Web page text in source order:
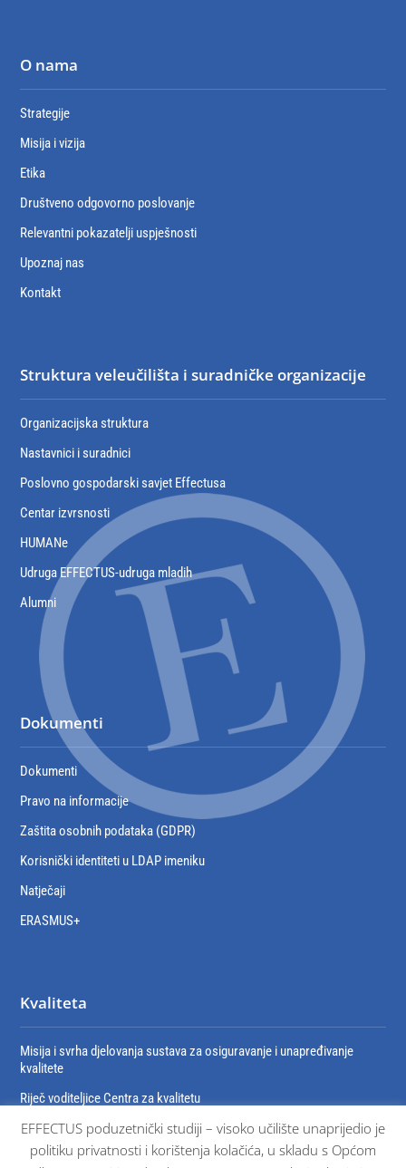
O nama
Strategije
Misija i vizija
Etika
Društveno odgovorno poslovanje
Relevantni pokazatelji uspješnosti
Upoznaj nas
Kontakt
Struktura veleučilišta i suradničke organizacije
Organizacijska struktura
Nastavnici i suradnici
Poslovno gospodarski savjet Effectusa
Centar izvrsnosti
HUMANe
Udruga EFFECTUS-udruga mladih
Alumni
Dokumenti
Dokumenti
Pravo na informacije
Zaštita osobnih podataka (GDPR)
Korisnički identiteti u LDAP imeniku
Natječaji
ERASMUS+
Kvaliteta
Misija i svrha djelovanja sustava za osiguravanje i unapređivanje
kvalitete
Riječ voditeljice Centra za kvalitetu
Organizacija sustava za osiguravanje i unaprjeđivanje kvalitete
Dokumenti sustava osiguravanja kvalitete
EFFECTUS poduzetnički studiji – visoko učilište unaprijedio je
politiku privatnosti i korištenja kolačića, u skladu s Općom